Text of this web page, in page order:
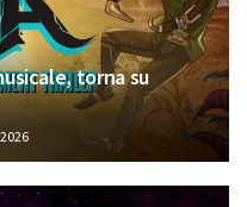
torna su